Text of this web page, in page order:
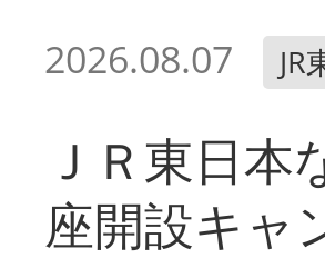
2026.08.07 JR
ＪＲ東日
座開設キャ